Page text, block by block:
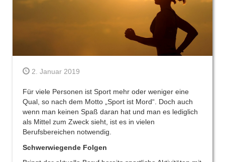
2. Januar 2019
Für viele Personen ist Sport mehr oder weniger eine
Qual, so nach dem Motto „Sport ist Mord“. Doch auch
wenn man keinen Spaß daran hat und man es lediglich
als Mittel zum Zweck sieht, ist es in vielen
Berufsbereichen notwendig.
Schwerwiegende Folgen